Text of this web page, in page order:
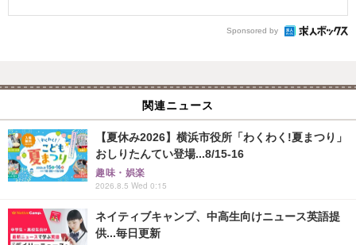
Sponsored by
関連ニュース
【夏休み2026】横浜市役所「わくわく!夏まつり」
おしりたんてい登場...8/15-16
趣味・娯楽
2026.8.5 Wed 0:15
ネイティブキャンプ、中高生向けニュース英語提
供...毎日更新